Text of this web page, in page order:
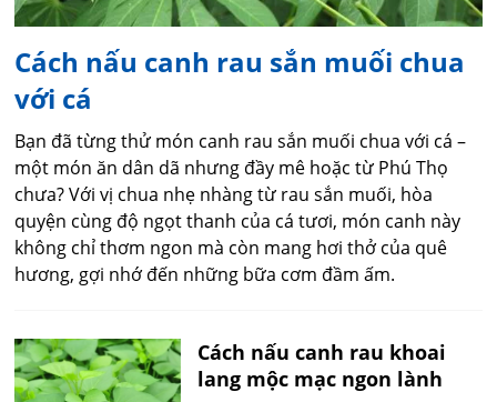
Cách nấu canh rau sắn muối chua
với cá
Bạn đã từng thử món canh rau sắn muối chua với cá –
một món ăn dân dã nhưng đầy mê hoặc từ Phú Thọ
chưa? Với vị chua nhẹ nhàng từ rau sắn muối, hòa
quyện cùng độ ngọt thanh của cá tươi, món canh này
không chỉ thơm ngon mà còn mang hơi thở của quê
hương, gợi nhớ đến những bữa cơm đầm ấm.
Cách nấu canh rau khoai
lang mộc mạc ngon lành